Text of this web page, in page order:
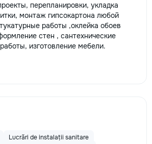
перепланировки, укладка
монтаж гипсокартона любой
работы ,оклейка обоев
стен , сантехнические
изготовление мебели.
Lucrări de instalații sanitare